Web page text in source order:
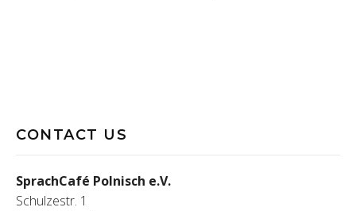
CONTACT US
SprachCafé Polnisch e.V.
Schulzestr. 1